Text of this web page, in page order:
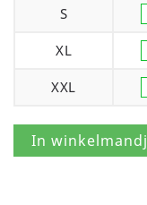
S
XL
XXL